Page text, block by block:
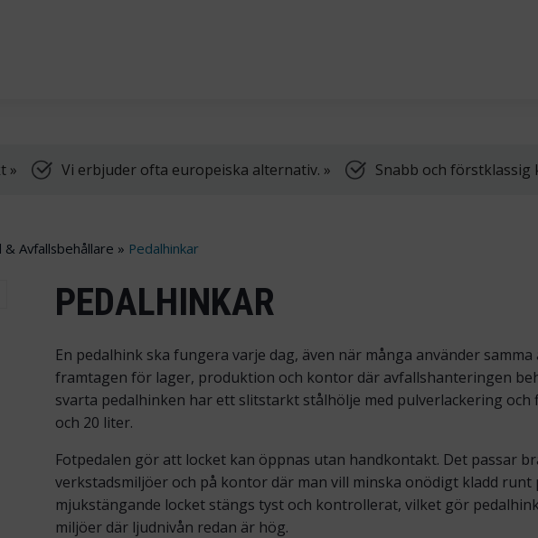
» Vi erbjuder ofta europeiska alternativ. » Snabb och förstklassig
& Avfallsbehållare » Pedalhinkar
PEDALHINKAR
En pedalhink ska fungera varje dag, även när många använder
framtagen för lager, produktion och kontor där avfallshanteringen
svarta pedalhinken har ett slitstarkt stålhölje med pulverlackering
och 20 liter.
Fotpedalen gör att locket kan öppnas utan handkontakt. Det passar
verkstadsmiljöer och på kontor där man vill minska onödigt kladd
mjukstängande locket stängs tyst och kontrollerat, vilket gör
miljöer där ljudnivån redan är hög.